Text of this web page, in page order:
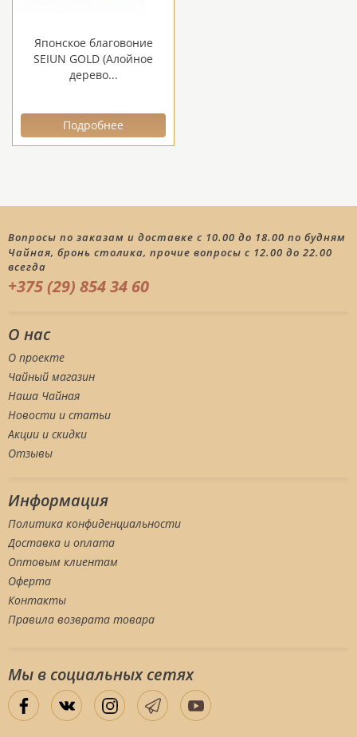
Японское благовоние
SEIUN GOLD (Алойное
дерево...
Подробнее
Вопросы по заказам и доставке с 10.00 до 18.00 по будням
Чайная, бронь столика, прочие вопросы с 12.00 до 22.00
всегда
+375 (29) 854 34 60
О нас
О проекте
Чайный магазин
Наша Чайная
Новости и статьи
Акции и скидки
Отзывы
Информация
Политика конфиденциальности
Доставка и оплата
Оптовым клиентам
Оферта
Контакты
Правила возврата товара
Мы в социальных сетяx